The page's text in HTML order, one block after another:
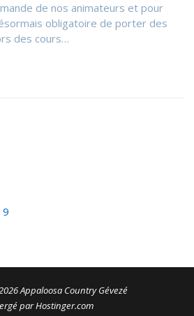
de nos animateurs et pour
obligatoire de porter des
des cours…
Appaloosa Country Gévezé
par Hostinger.com